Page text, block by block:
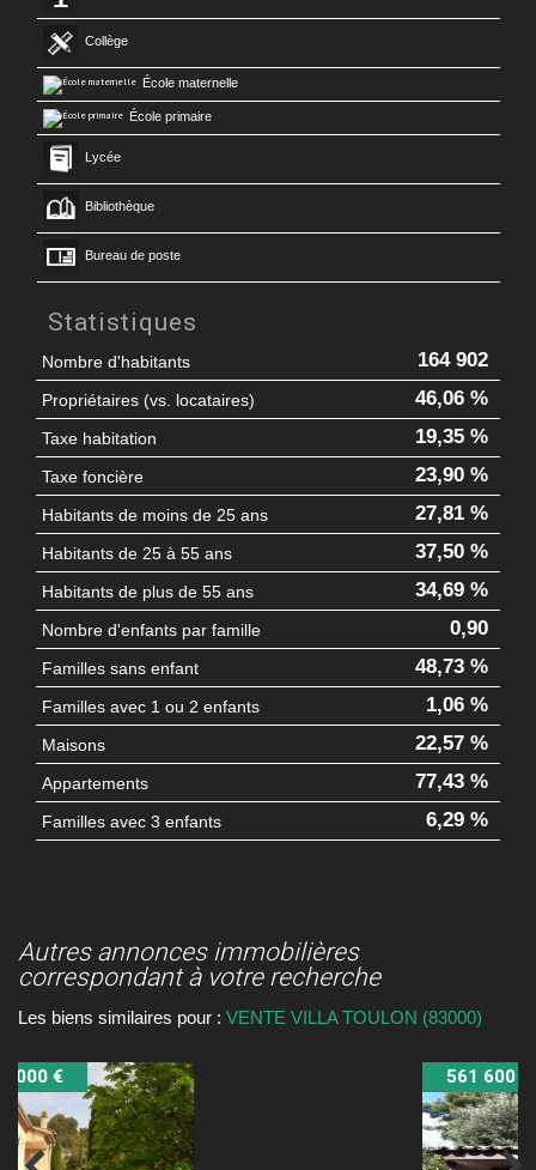
Collège
École maternelle
École primaire
Lycée
Bibliothèque
Bureau de poste
Statistiques
Nombre d'habitants 164 902
Propriétaires (vs. locataires) 46,06 %
Taxe habitation 19,35 %
Taxe foncière 23,90 %
Habitants de moins de 25 ans 27,81 %
Habitants de 25 à 55 ans 37,50 %
Habitants de plus de 55 ans 34,69 %
Nombre d'enfants par famille 0,90
Familles sans enfant 48,73 %
Familles avec 1 ou 2 enfants 1,06 %
Maisons 22,57 %
Appartements 77,43 %
Familles avec 3 enfants 6,29 %
autres annonces immobilières
correspondant à votre recherche
Les biens similaires pour : VENTE VILLA TOULON (83000)
561 600 €